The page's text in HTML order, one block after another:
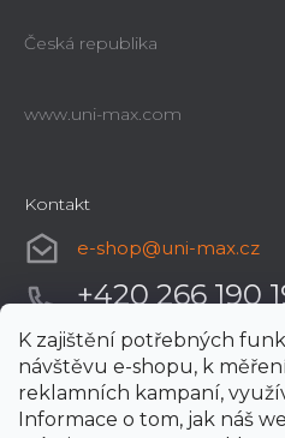
K zajištění potřebných
návštěvu e-shopu, k
reklamních kampaní,
Informace o tom, jak náš
Česká republika
www.uni-max.com
Kontakt
e-shop@uni-max.cz
+420 266 190